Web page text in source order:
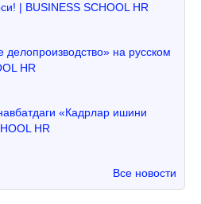
| BUSINESS SCHOOL HR
на русском
HR
«Кадрлар ишини
HR
Все новости